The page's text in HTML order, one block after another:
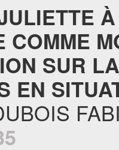
COMME
SUR
EN